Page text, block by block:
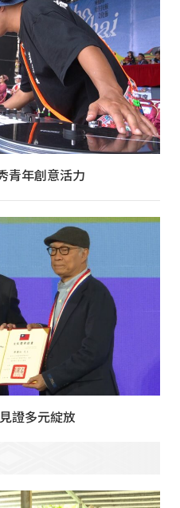
青年創意活力
證多元綻放